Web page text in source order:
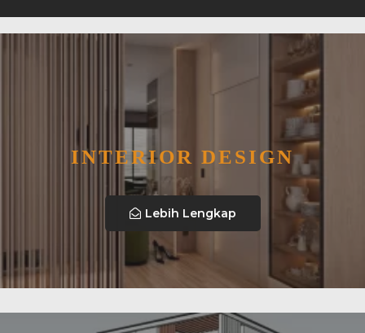
INTERIOR DESIGN
Lebih Lengkap